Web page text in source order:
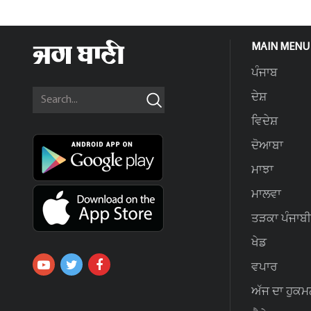
MAIN MENU
ਪੰਜਾਬ
ਦੇਸ਼
ਵਿਦੇਸ਼
ਦੋਆਬਾ
ਮਾਝਾ
ਮਾਲਵਾ
ਤੜਕਾ ਪੰਜਾਬੀ
ਖੇਡ
ਵਪਾਰ
ਅੱਜ ਦਾ